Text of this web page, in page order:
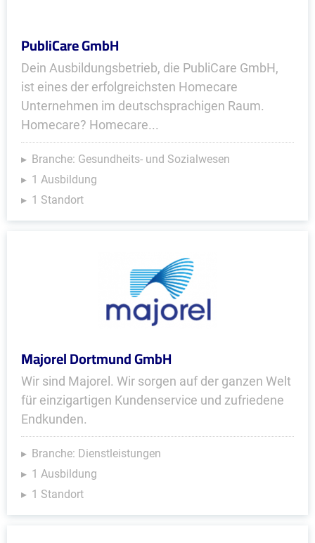
PubliCare GmbH
Dein Ausbildungsbetrieb, die PubliCare GmbH,
ist eines der erfolgreichsten Homecare
Unternehmen im deutsch­sprachigen Raum.
Homecare? Homecare...
Branche: Gesundheits- und Sozialwesen
1 Ausbildung
1 Standort
Majorel Dortmund GmbH
Wir sind Majorel. Wir sorgen auf der ganzen Welt
für einzigartigen Kundenservice und zufriedene
Endkunden.
Branche: Dienstleistungen
1 Ausbildung
1 Standort